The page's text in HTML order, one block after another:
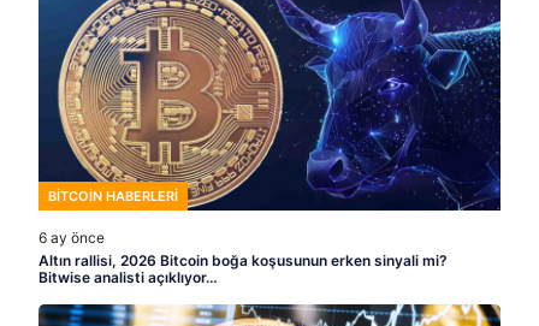
BITCOIN HABERLERI
6 ay önce
Altın rallisi, 2026 Bitcoin boğa koşusunun erken sinyali mi?
Bitwise analisti açıklıyor…